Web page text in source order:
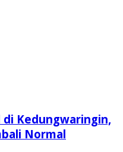
Kedungwaringin,
Normal